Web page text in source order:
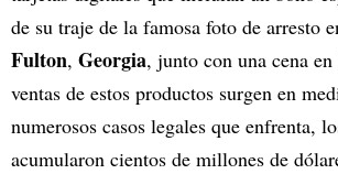
de su traje de la famosa foto de arresto
Fulton, Georgia, junto con una cena en
ventas de estos productos surgen en
numerosos casos legales que enfrenta,
acumularon cientos de millones de